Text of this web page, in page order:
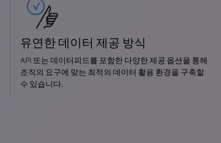
유연한 데이터 제공 방식
API 또는 데이터피드를 포함한 다양한 제공 옵션을 통해
조직의 요구에 맞는 최적의 데이터 활용 환경을 구축할
수 있습니다.